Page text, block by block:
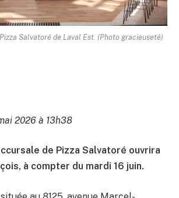
Salvatoré de Laval Est. (Photo gracieuseté)
2026 à 13h38
de Pizza Salvatoré ouvrira
à compter du mardi 16 juin.